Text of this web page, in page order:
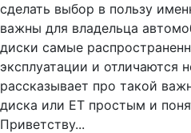
сделать выбор в пользу
важны для владельца
диски самые
эксплуатации и отличаются
рассказывает про такой
диска или ET простым и
Приветству...